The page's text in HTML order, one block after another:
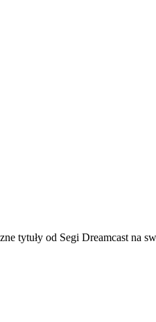
tytuły od Segi Dreamcast na